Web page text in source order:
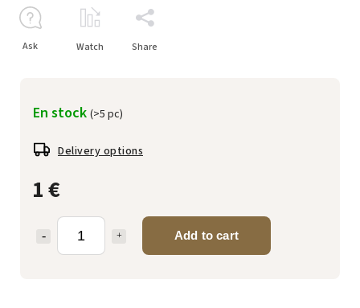
1 €
Add to cart
En stock (>5 pc)
Delivery options
Ask Watch Share